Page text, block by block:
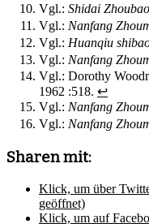
Vgl.: Shidai Zhoubao
Vgl.: Nanfang
Vgl.: Huanqiu
Vgl.: Nanfang
Vgl.: Dorothy
1962 :518. ↩
Vgl.: Nanfang
Vgl.: Nanfang
Sharen mit:
Klick, um über
geöffnet)
Klick, um auf